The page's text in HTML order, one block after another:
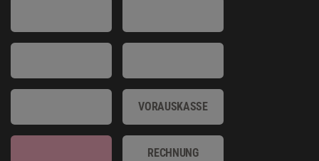
VORAUSKASSE
RECHNUNG